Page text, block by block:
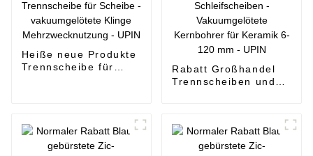
Heiße neue Produkte
Trennscheibe für
UPIN
Rabatt Großhandel
Trennscheiben und
Keramik 6-120 mm -
UPIN